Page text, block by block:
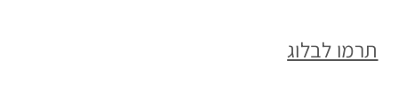
תרמו לבלוג